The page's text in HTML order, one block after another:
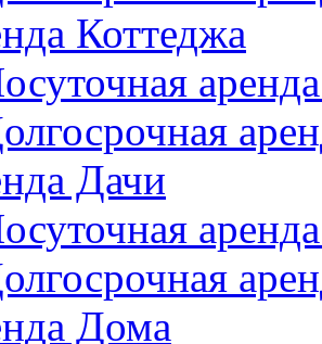
Коттеджа
Дачи
Дома